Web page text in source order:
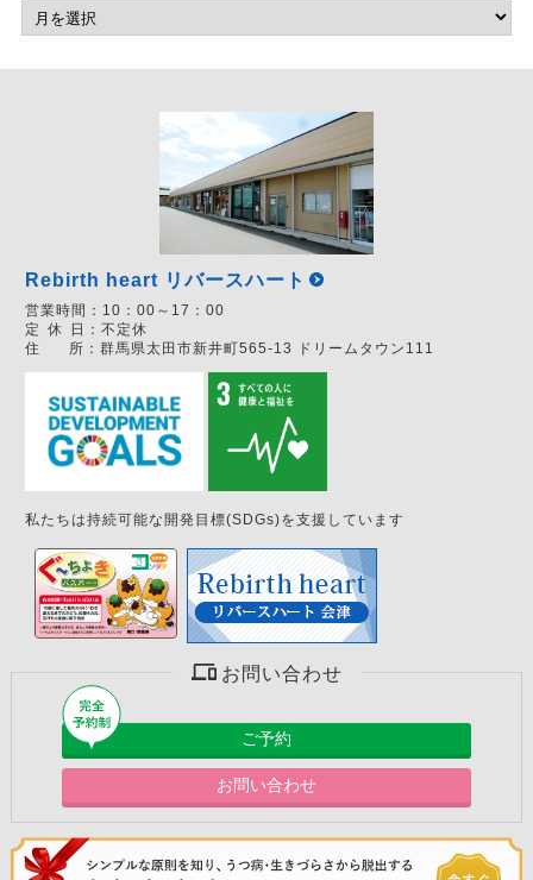
Rebirth heart リバースハート
営業時間： 10：00～17：00
定 休 日： 不定休
住
所： 群馬県太田市新井町565-13 ドリームタウン111
私たちは持続可能な開発目標(SDGs)を支援しています
お問い合わせ
ご予約
お問い合わせ